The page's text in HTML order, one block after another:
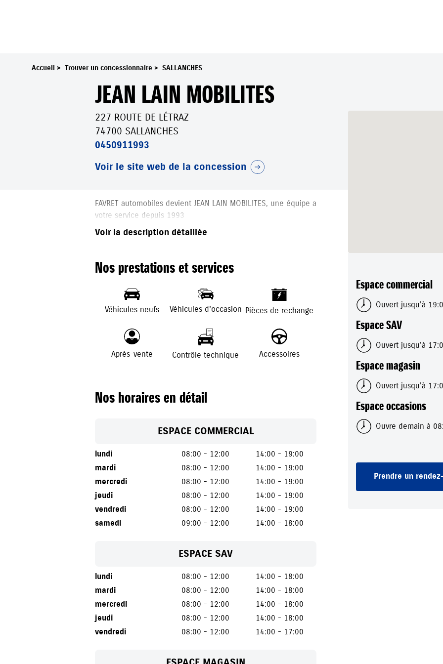
Accueil > Trouver un concessionnaire > SALLANCHES
JEAN LAIN MOBILITES
227 ROUTE DE LÉTRAZ
74700 SALLANCHES
0450911993
Voir le site web de la concession
JEAN LAIN MOBILITES
Espace commercial
Ouvert jusqu'à
Espace SAV
Ouvert jusqu'à
Espace magasin
Ouvert jusqu'à
Espace occasions
Ouvre demain à
Prendre un
FAVRET automobiles devient JEAN LAIN MOBILITES, une équipe a
votre service depuis 1993
Deux sites au plus proche de vous
158 route de l'etraze-Domancy, 74700 SALLANCHES
Voir la description détaillée
Nos prestations et services
Véhicules neufs Véhicules d'occasion
- +
Pièces de rechange
Après-vente Contrôle technique Accessoires
Nos horaires en détail
ESPACE COMMERCIAL
lundi 08:00 - 12:00
14:00 - 19:00
mardi
08:00 - 12:00
14:00 - 19:00
mercredi
08:00 - 12:00
14:00 - 19:00
jeudi
08:00 - 12:00
14:00 - 19:00
vendredi
08:00 - 12:00
14:00 - 19:00
samedi
09:00 - 12:00 14:00 - 18:00
ESPACE SAV
lundi 08:00 - 12:00
14:00 - 18:00
mardi
08:00 - 12:00
14:00 - 18:00
mercredi
08:00 - 12:00
14:00 - 18:00
jeudi
08:00 - 12:00
14:00 - 18:00
vendredi
08:00 - 12:00 14:00 - 17:00